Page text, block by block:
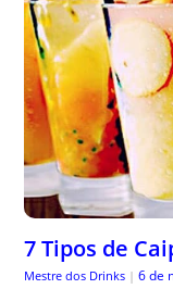
7 Tipos de
Mestre dos Drinks | 6 de